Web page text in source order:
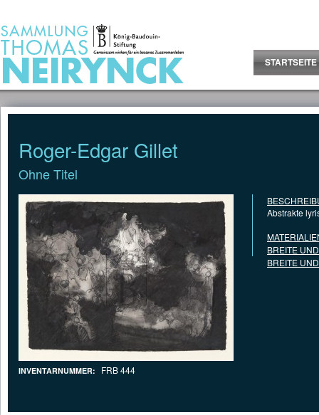
STARTSEITE
Roger-Edgar Gillet
Ohne Titel
INVENTARNUMMER: FRB 444
Abstrakte
BREITE
BREITE